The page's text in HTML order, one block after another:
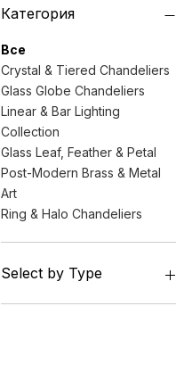
Категория
Все
Crystal & Tiered Chandeliers
Glass Globe Chandeliers
Linear & Bar Lighting
Collection
Glass Leaf, Feather & Petal
Post-Modern Brass & Metal
Art
Ring & Halo Chandeliers
Select by Type
Ceiling Lights